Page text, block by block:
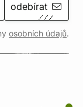
odebírat
osobních údajů.